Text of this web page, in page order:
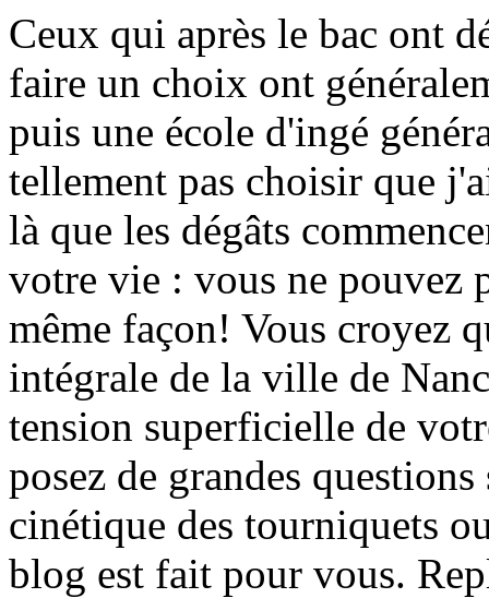
Ceux qui après le bac ont
faire un choix ont
puis une école d'ingé
tellement pas choisir que
là que les dégâts
votre vie : vous ne pouvez
même façon! Vous croyez
intégrale de la ville de
tension superficielle de
posez de grandes
cinétique des tourniquets
blog est fait pour vous.